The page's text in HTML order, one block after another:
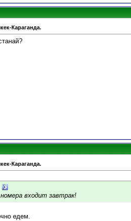
Караганда.
Караганда.
входит завтрак!
едем.